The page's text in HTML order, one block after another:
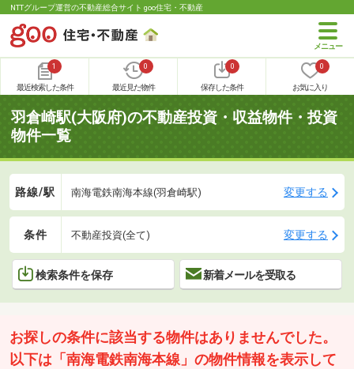
NTTグループ運営の不動産総合サイト goo住宅・不動産
1
最近検索した条件
0
最近見た物件
0
保存した条件
0
お気に入り
羽倉崎駅(大阪府)の不動産投資・収益物件・投資
物件一覧
路線/駅 南海電鉄南海本線(羽倉崎駅) 変更する
条件 不動産投資(全て) 変更する
検索条件を保存 新着メールを受取る
お探しの条件に該当する物件はありませんでした。
以下は「南海電鉄南海本線」の物件情報を表示して